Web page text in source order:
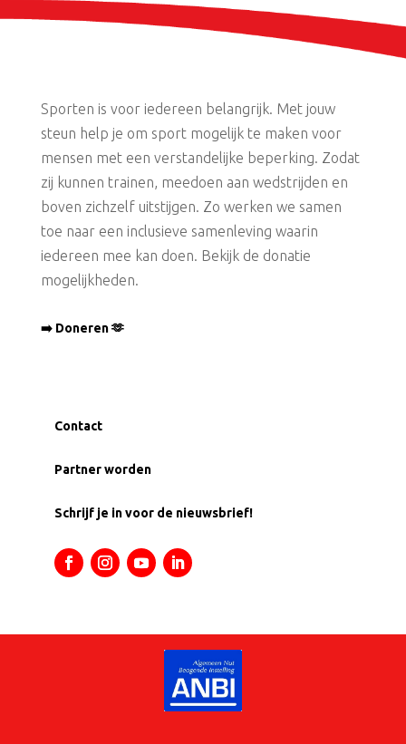
Sporten is voor iedereen belangrijk. Met jouw
steun help je om sport mogelijk te maken voor
mensen met een verstandelijke beperking. Zodat
zij kunnen trainen, meedoen aan wedstrijden en
boven zichzelf uitstijgen. Zo werken we samen
toe naar een inclusieve samenleving waarin
iedereen mee kan doen. Bekijk de donatie
mogelijkheden.
➡️ Doneren 🫶
Contact
Partner worden
Schrijf je in voor de nieuwsbrief!